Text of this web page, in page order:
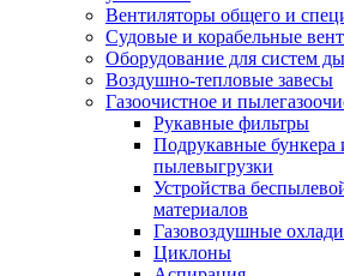
Вентиляторы общего и
Судовые и корабельные
Оборудование для систем
Воздушно-тепловые завесы
Газоочистное и
Рукавные фильтры
Подрукавные бункера
пылевыгрузки
Устройства
материалов
Газовоздушные
Циклоны